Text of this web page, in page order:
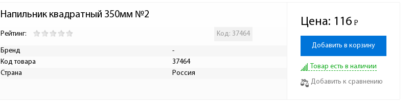
Напильник квадратный 350мм №2
Рейтинг: Код: 37464
Бренд
-
Код товара
37464
Страна
Россия
Цена: 116 Р
-
Добавить в корзину
Товар есть в наличии
Добавить к сравнению